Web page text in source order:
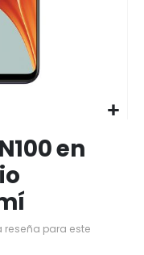
en
reseña para este